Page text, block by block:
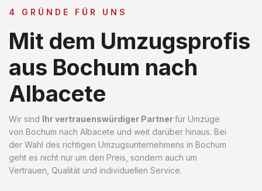
4 GRÜNDE FÜR UNS
Mit dem Umzugsprofis
aus Bochum nach
Albacete
Wir sind Ihr vertrauenswürdiger Partnerfür Umzüge
von Bochum nach Albacete und weit darüber hinaus. Bei
der Wahl des richtigen Umzugsunternehmens in Bochum
geht es nicht nur um den Preis, sondern auch um
Vertrauen, Qualität und individuellen Service.